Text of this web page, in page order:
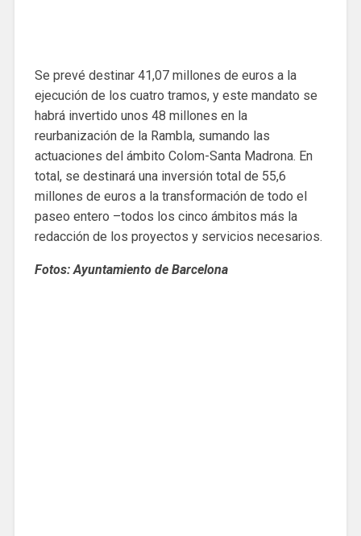
Se prevé destinar 41,07 millones de euros a la
ejecución de los cuatro tramos, y este mandato se
habrá invertido unos 48 millones en la
reurbanización de la Rambla, sumando las
actuaciones del ámbito Colom-Santa Madrona. En
total, se destinará una inversión total de 55,6
millones de euros a la transformación de todo el
paseo entero –todos los cinco ámbitos más la
redacción de los proyectos y servicios necesarios.
Fotos: Ayuntamiento de Barcelona